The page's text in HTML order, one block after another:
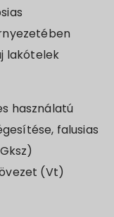
lakótelek
használatú
falusias
(Vt)